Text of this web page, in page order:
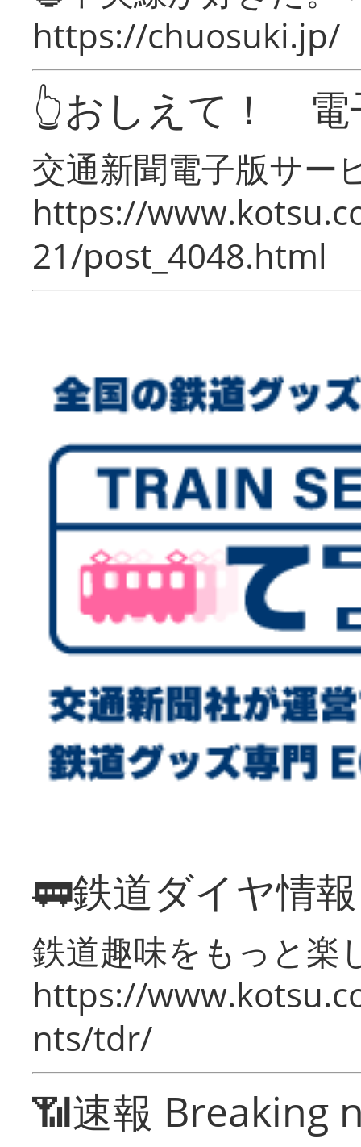
https://chuosuki.jp/
👆おしえて！ 電
交通新聞電子版サー
https://
21/post_4048.html
🚃鉄道ダイヤ情
鉄道趣味をもっと楽
https://
nts/tdr/
📶速報 Breaking